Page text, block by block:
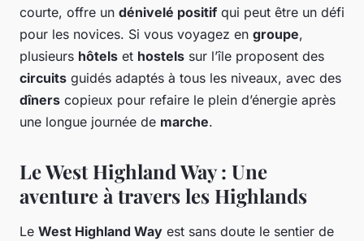
courte, offre un dénivelé positif qui peut être un défi
pour les novices. Si vous voyagez en groupe,
plusieurs hôtels et hostels sur l’île proposent des
circuits guidés adaptés à tous les niveaux, avec des
dîners copieux pour refaire le plein d’énergie après
une longue journée de marche.
Le West Highland Way : Une
aventure à travers les Highlands
Le West Highland Way est sans doute le sentier de